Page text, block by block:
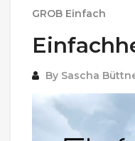
GROB Einfach
By Sascha